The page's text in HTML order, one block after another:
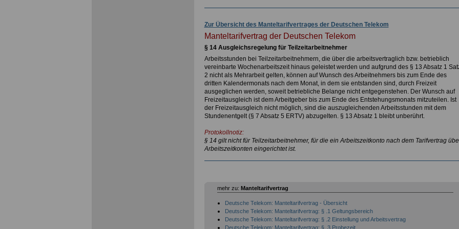
Zur Übersicht des Manteltarifvertrages der Deutschen Telekom
Manteltarifvertrag der Deutschen Telekom
§ 14 Ausgleichsregelung für Teilzeitarbeitnehmer
Arbeitsstunden bei Teilzeitarbeitnehmern, die über die arbeitsvertraglich bzw. betrieblich
vereinbarte Wochenarbeitszeit hinaus geleistet werden und aufgrund des § 13 Absatz 1
2 nicht als Mehrarbeit gelten, können auf Wunsch des Arbeitnehmers bis zum Ende des
dritten Kalendermonats nach dem Monat, in dem sie entstanden sind, durch Freizeit
ausgeglichen werden, soweit betriebliche Belange nicht entgegenstehen. Der Wunsch auf
Freizeitausgleich ist dem Arbeitgeber bis zum Ende des Entstehungsmonats mitzuteilen. Ist
der Freizeitausgleich nicht möglich, sind die auszugleichenden Arbeitsstunden mit dem
Stundenentgelt (§ 7 Absatz 5 ERTV) abzugelten. § 13 Absatz 1 bleibt unberührt.
Protokollnotiz:
§ 14 gilt nicht für Teilzeitarbeitnehmer, für die ein Arbeitszeitkonto nach dem Tarifvertrag
Arbeitszeitkonten eingerichtet ist.
mehr zu: Manteltarifvertrag
Deutsche Telekom: Manteltarifvertrag - Übersicht
Deutsche Telekom: Manteltarifvertrag: § .1 Geltungsbereich
Deutsche Telekom: Manteltarifvertrag: § .2 Einstellung und Arbeitsvertrag
Deutsche Telekom: Manteltarifvertrag: § .3 Probezeit